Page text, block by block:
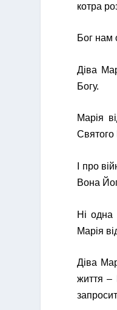
котра
Бог нам
Діва
Богу.
Марія
Святого
І про
Вона
Ні одна
Марія
Діва
життя –